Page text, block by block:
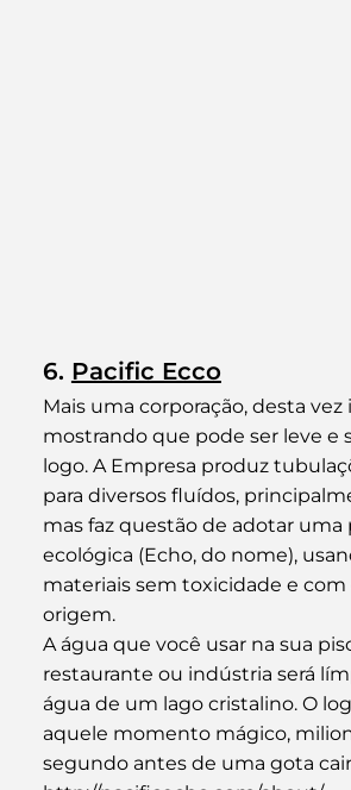
6. Pacific Ecco
Mais uma corporação, desta vez
mostrando que pode ser leve e
logo. A Empresa produz
para diversos fluídos,
mas faz questão de adotar uma
ecológica (Echo, do nome),
materiais sem toxicidade e com
origem.
A água que você usar na sua
restaurante ou indústria será
água de um lago cristalino. O
aquele momento mágico,
segundo antes de uma gota